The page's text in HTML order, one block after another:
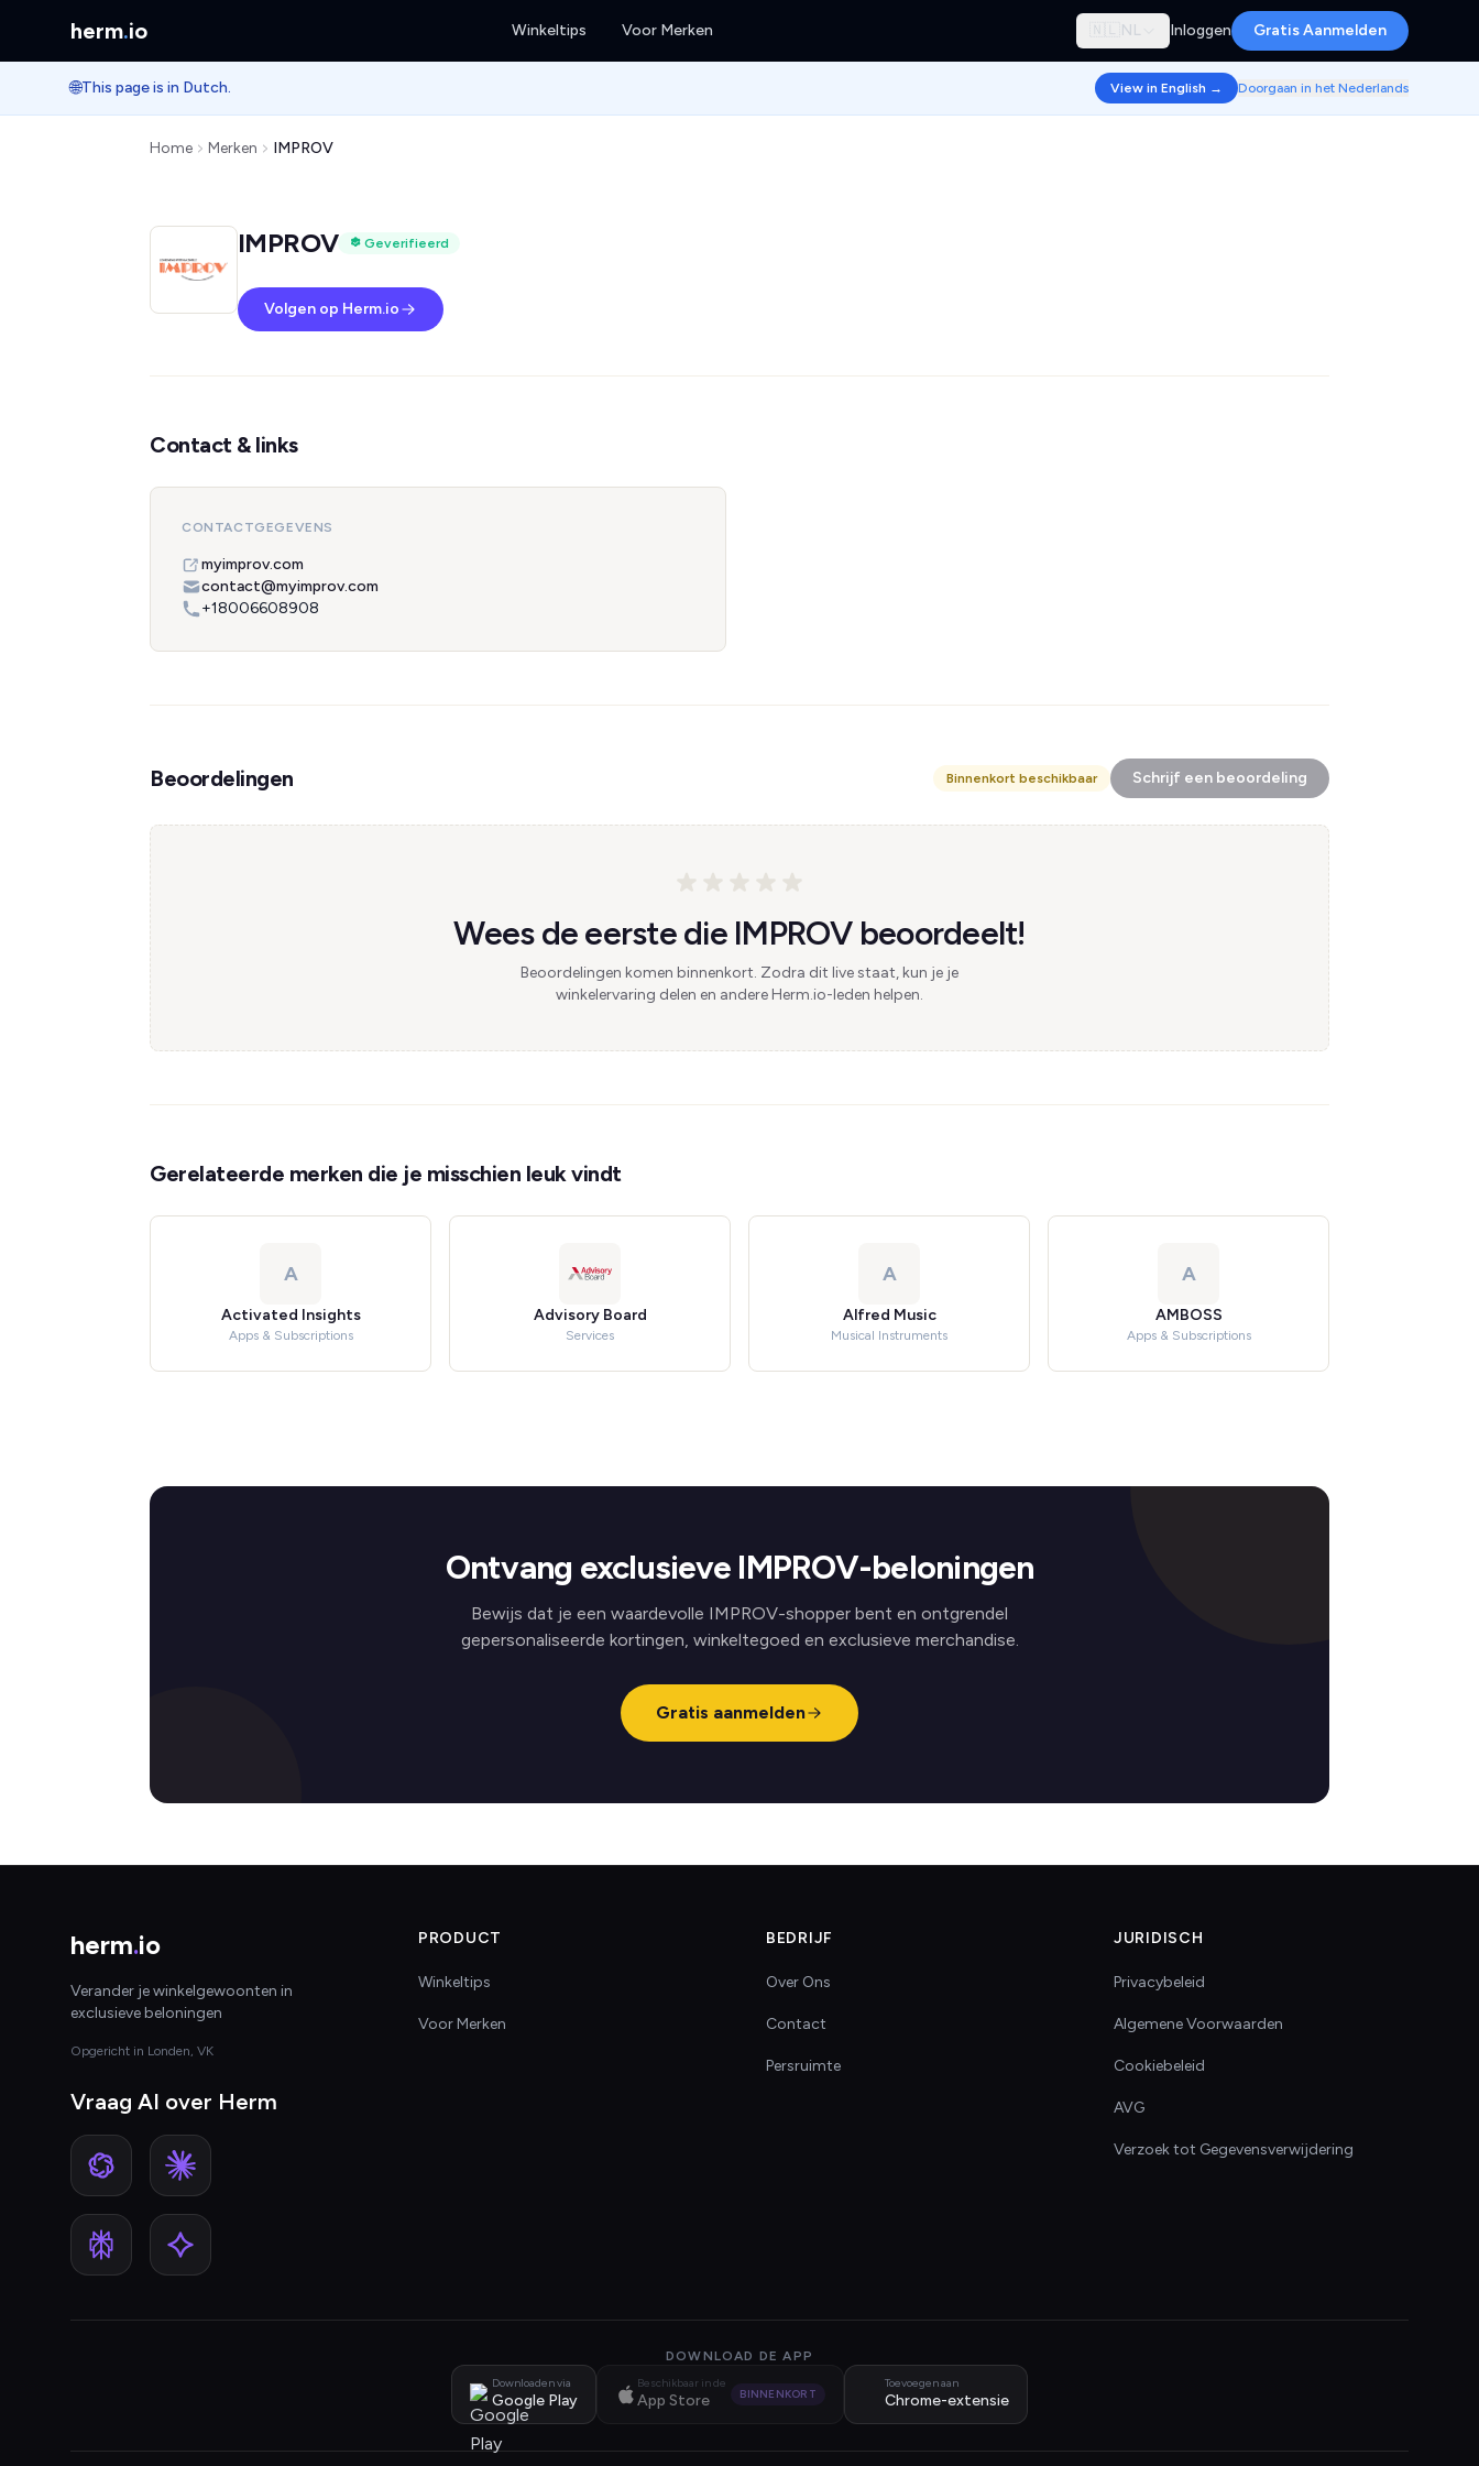
herm.io Winkeltips Voor Merken 🇳🇱 NL Inloggen Gratis Aanmelden
🌐This page is in Dutch. View in English → Doorgaan in het Nederlands
Home Merken IMPROV
IMPROV Geverifieerd
Volgen op Herm.io
Contact & links
CONTACTGEGEVENS
myimprov.com
contact@myimprov.com
+18006608908
Beoordelingen Binnenkort beschikbaar Schrijf een beoordeling
Wees de eerste die IMPROV beoordeelt!
Beoordelingen komen binnenkort. Zodra dit live staat, kun je je
winkelervaring delen en andere Herm.io-leden helpen.
Gerelateerde merken die je misschien leuk vindt
A
Activated Insights
Apps & Subscriptions
Advisory Board
Services
A
Alfred Music
Musical Instruments
A
AMBOSS
Apps & Subscriptions
Ontvang exclusieve IMPROV-beloningen
Bewijs dat je een waardevolle IMPROV-shopper bent en ontgrendel
gepersonaliseerde kortingen, winkeltegoed en exclusieve merchandise.
Gratis aanmelden
herm.io
Verander je winkelgewoonten in
exclusieve beloningen
Opgericht in Londen, VK
Vraag AI over Herm
PRODUCT
Winkeltips
Voor Merken
BEDRIJF
Over Ons
Contact
Persruimte
JURIDISCH
Privacybeleid
Algemene Voorwaarden
Cookiebeleid
AVG
Verzoek tot Gegevensverwijdering
DOWNLOAD DE APP
Downloaden via
Google Play
Beschikbaar in de
App Store BINNENKORT
Toevoegen aan
Chrome-extensie